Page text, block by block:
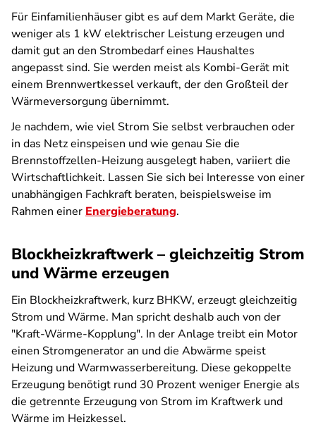
Für Einfamilienhäuser gibt es auf dem Markt Geräte, die
weniger als 1 kW elektrischer Leistung erzeugen und
damit gut an den Strombedarf eines Haushaltes
angepasst sind. Sie werden meist als Kombi-Gerät mit
einem Brennwertkessel verkauft, der den Großteil der
Wärmeversorgung übernimmt.
Je nachdem, wie viel Strom Sie selbst verbrauchen oder
in das Netz einspeisen und wie genau Sie die
Brennstoffzellen-Heizung ausgelegt haben, variiert die
Wirtschaftlichkeit. Lassen Sie sich bei Interesse von einer
unabhängigen Fachkraft beraten, beispielsweise im
Rahmen einer Energieberatung.
Blockheizkraftwerk – gleichzeitig Strom
und Wärme erzeugen
Ein Blockheizkraftwerk, kurz BHKW, erzeugt gleichzeitig
Strom und Wärme. Man spricht deshalb auch von der
"Kraft-Wärme-Kopplung". In der Anlage treibt ein Motor
einen Stromgenerator an und die Abwärme speist
Heizung und Warmwasserbereitung. Diese gekoppelte
Erzeugung benötigt rund 30 Prozent weniger Energie als
die getrennte Erzeugung von Strom im Kraftwerk und
Wärme im Heizkessel.